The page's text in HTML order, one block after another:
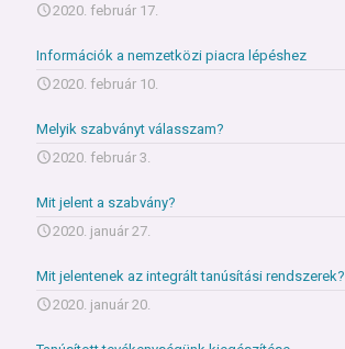
2020. február 17.
Információk a nemzetközi piacra lépéshez
2020. február 10.
Melyik szabványt válasszam?
2020. február 3.
Mit jelent a szabvány?
2020. január 27.
Mit jelentenek az integrált tanúsítási rendszerek?
2020. január 20.